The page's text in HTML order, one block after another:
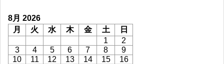
8月 2026
月
火 水 木 金 土
日
1
2
3
4 5 6 7 8
9
10
11 12 13 14 15
16